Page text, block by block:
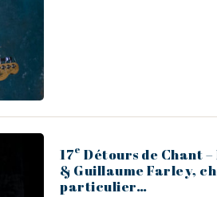
17e Détours de Chant
& Guillaume Farley,
particulier…